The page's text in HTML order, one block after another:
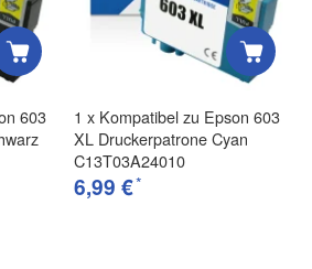
Bewertungen?
und korrekt zugelifert.
603
1 x Kompatibel zu Epson 603
XL Druckerpatrone Cyan
C13T03A24010
6,99 €*